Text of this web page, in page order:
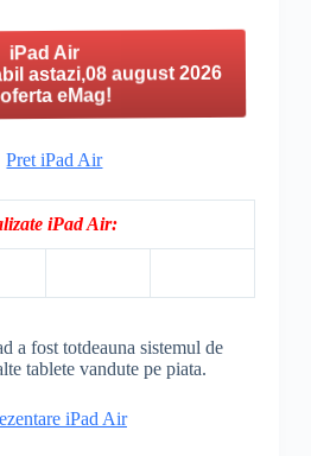
iPad Air
astazi,08 august 2026
eMag!
iPad Air:
a fost totdeauna sistemul de
tablete vandute pe piata.